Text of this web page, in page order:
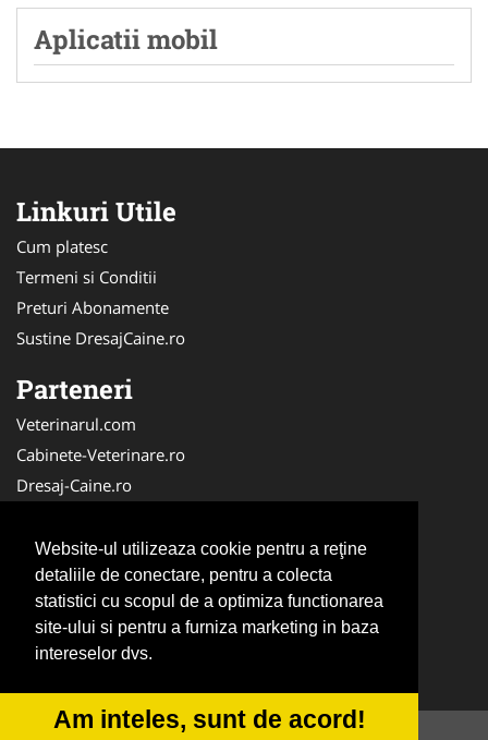
Website-ul utilizeaza cookie pentru a reţine
detaliile de conectare, pentru a colecta
statistici cu scopul de a optimiza functionarea
site-ului si pentru a furniza marketing in baza
intereselor dvs.
Am inteles, sunt de acord!
Aplicatii mobil
Linkuri Utile
Cum platesc
Termeni si Conditii
Preturi Abonamente
Sustine DresajCaine.ro
Parteneri
Veterinarul.com
Cabinete-Veterinare.ro
Dresaj-Caine.ro
Medic-Bun.com
SalonFrizerieCanina.com
DresajCaine.ro
NonStopDeschis.ro